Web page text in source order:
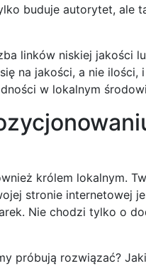
buduje autorytet, ale
linków niskiej jakości
na jakości, a nie ilości,
w lokalnym
królem lokalnym.
stronie internetowej
Nie chodzi tylko o
próbują rozwiązać?